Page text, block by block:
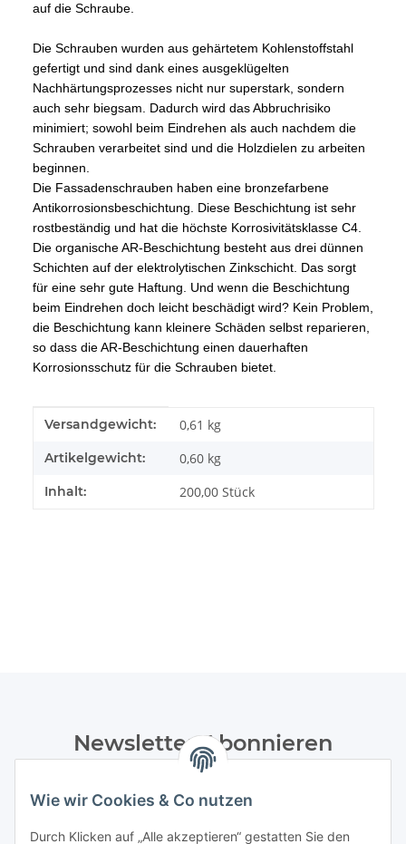
Wie wir Cookies & Co nutzen
Durch Klicken auf „Alle akzeptieren“ gestatten Sie den
auf die Schraube.
Die Schrauben wurden aus gehärtetem Kohlenstoffstahl
gefertigt und sind dank eines ausgeklügelten
Nachhärtungsprozesses nicht nur superstark, sondern
auch sehr biegsam. Dadurch wird das Abbruchrisiko
minimiert; sowohl beim Eindrehen als auch nachdem die
Schrauben verarbeitet sind und die Holzdielen zu arbeiten
beginnen.
Die Fassadenschrauben haben eine bronzefarbene
Antikorrosionsbeschichtung. Diese Beschichtung ist sehr
rostbeständig und hat die höchste Korrosivitätsklasse C4.
Die organische AR-Beschichtung besteht aus drei dünnen
Schichten auf der elektrolytischen Zinkschicht. Das sorgt
für eine sehr gute Haftung. Und wenn die Beschichtung
beim Eindrehen doch leicht beschädigt wird? Kein Problem,
die Beschichtung kann kleinere Schäden selbst reparieren,
so dass die AR-Beschichtung einen dauerhaften
Korrosionsschutz für die Schrauben bietet.
Produkteigenschaft
Wert
Versandgewicht: 0,61 kg
Artikelgewicht: 0,60 kg
Inhalt: 200,00 Stück
Newsletter Abonnieren
Datenschutzerklärungregelmäßig und jederzeit widerruflich